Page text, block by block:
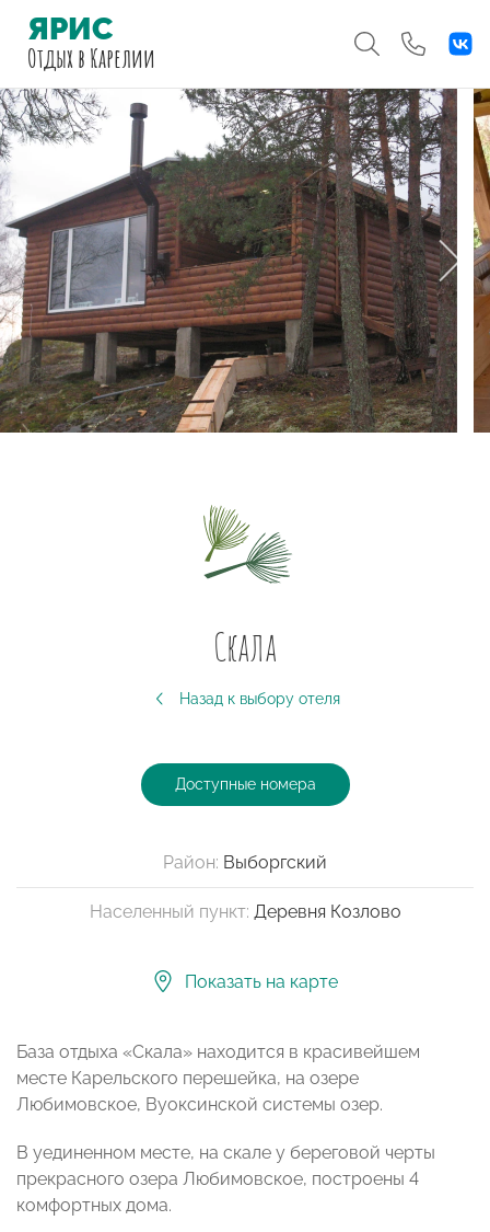
ЯРИС
Отдыхв Карелии
Скала
Назад к выбору отеля
База отдыха «Скала» находится в красивейшем
месте Карельского перешейка, на озере
Любимовское, Вуоксинской системы озер.
В уединенном месте, на скале у береговой черты
прекрасного озера Любимовское, построены 4
комфортных дома.
Доступные номера
Район: Выборгский
Населенный пункт: Деревня Козлово
Показать на карте